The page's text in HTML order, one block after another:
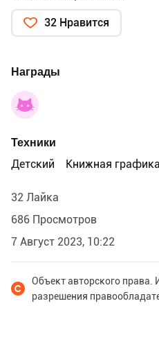
32 Нравится
Награды
Техники
Детский
Книжная графика
32 Лайка
686 Просмотров
7 Август 2023, 10:22
Объект авторского права.
разрешения